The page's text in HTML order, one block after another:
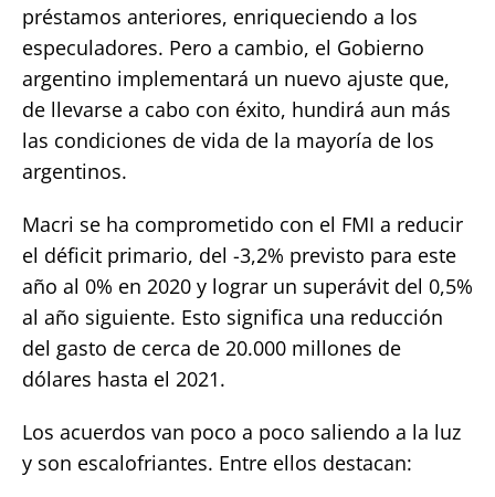
préstamos anteriores, enriqueciendo a los
especuladores. Pero a cambio, el Gobierno
argentino implementará un nuevo ajuste que,
de llevarse a cabo con éxito, hundirá aun más
las condiciones de vida de la mayoría de los
argentinos.
Macri se ha comprometido con el FMI a reducir
el déficit primario, del -3,2% previsto para este
año al 0% en 2020 y lograr un superávit del 0,5%
al año siguiente. Esto significa una reducción
del gasto de cerca de 20.000 millones de
dólares hasta el 2021.
Los acuerdos van poco a poco saliendo a la luz
y son escalofriantes. Entre ellos destacan: